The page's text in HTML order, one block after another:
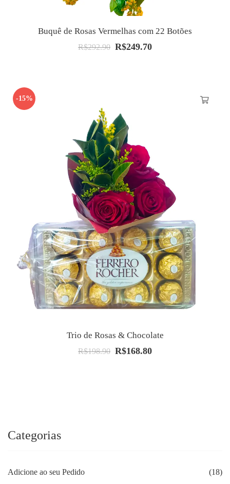
Buquê de Rosas Vermelhas com 22 Botões
R$292.90 O
R$249.70O
-15%
Trio de Rosas & Chocolate
R$198.90 O
R$168.80O
Categorias
Adicione ao seu Pedido (18)